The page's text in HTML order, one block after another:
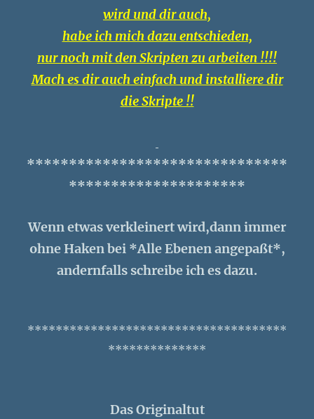
wird und dir auch,
habe ich mich dazu entschieden,
nur noch mit den Skripten zu arbeiten !!!!
Mach es dir auch einfach und installiere dir
die Skripte !!
*******************************
*********************
Wenn etwas verkleinert wird,dann immer
ohne Haken bei *Alle Ebenen angepaßt*,
andernfalls schreibe ich es dazu.
*************************************
**************
Das Originaltut